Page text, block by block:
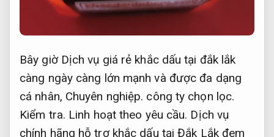
Bây giờ Dịch vụ giá rẻ khắc dấu tại đắk lắk
càng ngày càng lớn mạnh và được đa dạng
cá nhân, Chuyên nghiệp. công ty chọn lọc.
Kiểm tra. Linh hoạt theo yêu cầu. Dịch vụ
chính hãng hỗ trợ khắc dấu tại Đắk Lắk đem